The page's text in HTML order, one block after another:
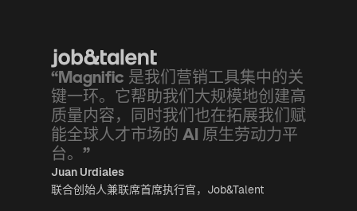
“Magnific 是我们营销工具集中的关
键一环。它帮助我们大规模地创建高
质量内容，同时我们也在拓展我们赋
能全球人才市场的 AI 原生劳动力平
台。”
Juan Urdiales
联合创始人兼联席首席执行官，Job&Talent